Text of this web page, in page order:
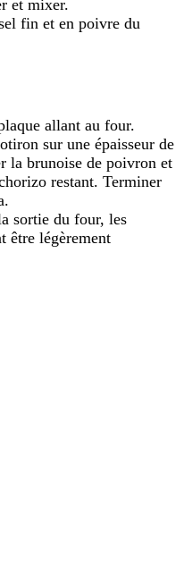
et mixer.
fin et en poivre du
allant au four.
sur une épaisseur de
la brunoise de poivron et
restant. Terminer
sortie du four, les
être légèrement